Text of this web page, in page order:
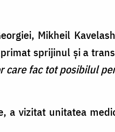
Mikheil
sprijinul și a
care fac tot posibilul
a vizitat unitatea